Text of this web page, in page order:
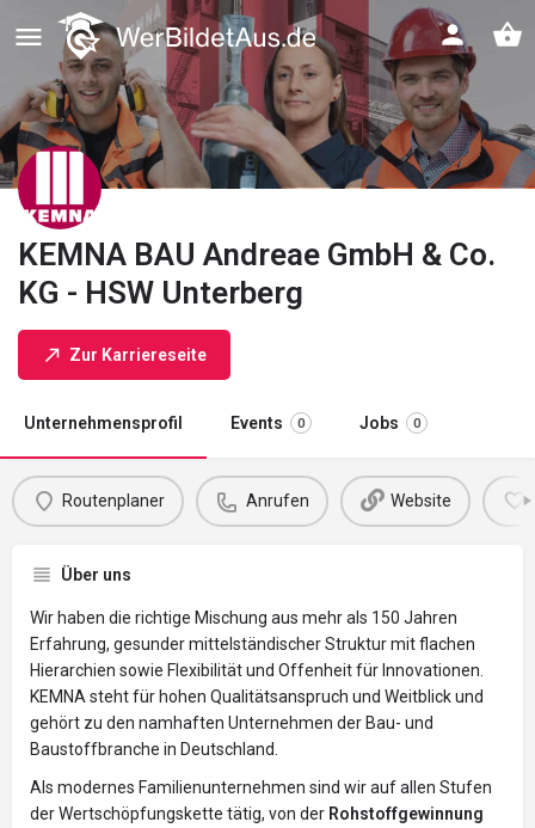
KEMNA BAU Andreae GmbH & Co.
KG - HSW Unterberg
Zur Karriereseite
Unternehmensprofil Events 0 Jobs 0
Routenplaner Anrufen Website
Über uns
Wir haben die richtige Mischung aus mehr als 150 Jahren
Erfahrung, gesunder mittelständischer Struktur mit flachen
Hierarchien sowie Flexibilität und Offenheit für Innovationen.
KEMNA steht für hohen Qualitätsanspruch und Weitblick und
gehört zu den namhaften Unternehmen der Bau- und
Baustoffbranche in Deutschland.
Als modernes Familienunternehmen sind wir auf allen Stufen
der Wertschöpfungskette tätig, von der Rohstoffgewinnung